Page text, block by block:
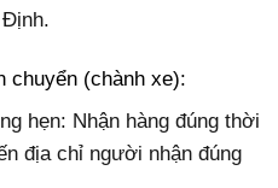
chuyển (chành xe):
hẹn: Nhận hàng đúng thời
địa chỉ người nhận đúng